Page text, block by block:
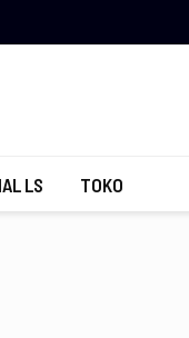
LS TOKO